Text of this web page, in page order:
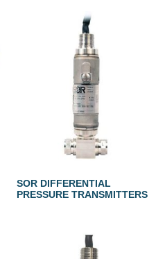
SOR DIFFERENTIAL
PRESSURE TRANSMITTERS